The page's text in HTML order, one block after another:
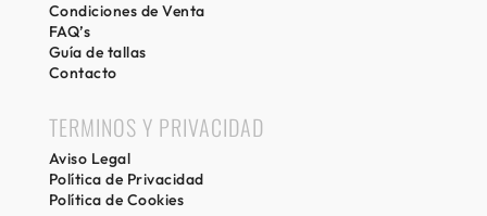
Condiciones de Venta
FAQ’s
Guía de tallas
Contacto
TERMINOS Y PRIVACIDAD
Aviso Legal
Política de Privacidad
Política de Cookies